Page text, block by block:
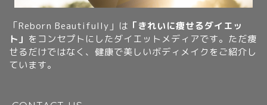
「Reborn Beautifully」は 「きれいに痩せるダイエッ
ト」 をコンセプトにしたダイエットメディアです。ただ痩
せるだけではなく、健康で美しいボディメイクをご紹介し
ています。